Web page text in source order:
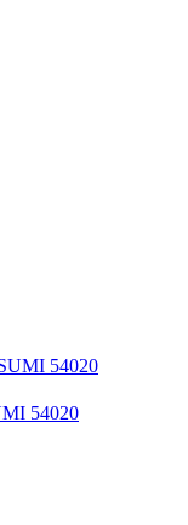
54020